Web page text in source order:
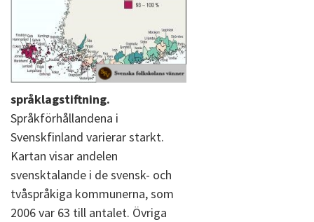
språklagstiftning.
Språkförhållandena i
Svenskfinland varierar starkt.
Kartan visar andelen
svensktalande i de svensk- och
tvåspråkiga kommunerna, som
2006 var 63 till antalet. Övriga